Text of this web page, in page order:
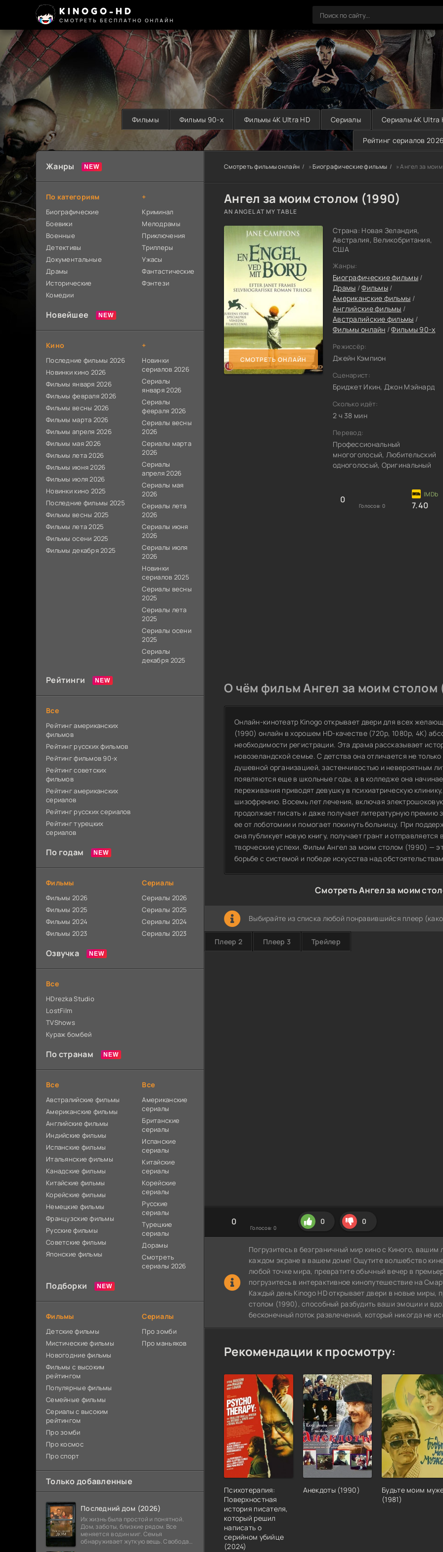
KINOGO-HD
СМОТРЕТЬ БЕСПЛАТНО ОНЛАЙН
Фильмы Фильмы 90-х Фильмы 4K Ultra HD Сериалы Сериалы 4K Ultra
Рейтинг сериалов 2026
Смотреть фильмы онлайн »Биографические фильмы » Ангел за
Ангел за моим столом (1990)
AN ANGEL AT MY TABLE
СМОТРЕТЬ ОНЛАЙН
Страна: Новая Зеландия,
Австралия, Великобритания,
США
Жанры:
Биографические фильмы/
Драмы /Фильмы/
Американские фильмы /
Английские фильмы /
Австралийские фильмы /
Фильмы онлайн /Фильмы 90-х
Режиссёр:
Джейн Кэмпион
Сценарист:
Бриджет Икин, Джон Мэйнард
Сколько идёт:
2 ч 38 мин
Перевод:
Профессиональный
многоголосый, Любительский
одноголосый, Оригинальный
0
Голосов: 0 7.40
О чём фильм Ангел за моим столом
Онлайн-кинотеатр Kinogo открывает двери для всех
(1990) онлайн в хорошем HD-качестве (720p, 1080p, 4K)
необходимости регистрации. Эта драма рассказывает
новозеландской семье. С детства она отличается не
душевной организацией, застенчивостью и невероятным
появляются еще в школьные годы, а в колледже она
переживания приводят девушку в психиатрическую
шизофрению. Восемь лет лечения, включая
продолжает писать и даже получает литературную премию
ее от лоботомии и помогает покинуть больницу. При
она публикует новую книгу, получает грант и
творческие успехи. Фильм Ангел за моим столом (1990) —
борьбе с системой и победе искусства над
Смотреть Ангел за моим
Выбирайте из списка любой понравившийся плеер
Плеер 2 Плеер 3 Трейлер
0
Голосов: 0
0 0
Погрузитесь в безграничный мир кино с Киного,
каждом экране в вашем доме! Ощутите волшебство
любой точке мира, превратите обычный вечер в
погрузитесь в интерактивное кинопутешествие на
Каждый день Kinogo HD открывает двери в новые
столом (1990), способный разбудить ваши эмоции и
бесконечный поток развлечений, который никогда не
Рекомендации к просмотру:
Психотерапия:
Поверхностная
история писателя,
который решил
написать о
серийном убийце
(2024)
Анекдоты (1990)
Будьте моим
(1981)
Жанры
По категориям
Биографические
Боевики
Военные
Детективы
Документальные
Драмы
Исторические
Комедии
+
Криминал
Мелодрамы
Приключения
Триллеры
Ужасы
Фантастические
Фэнтези
Новейшее
Кино
Последние фильмы 2026
Новинки кино 2026
Фильмы января 2026
Фильмы февраля 2026
Фильмы весны 2026
Фильмы марта 2026
Фильмы апреля 2026
Фильмы мая 2026
Фильмы лета 2026
Фильмы июня 2026
Фильмы июля 2026
Новинки кино 2025
Последние фильмы 2025
Фильмы весны 2025
Фильмы лета 2025
Фильмы осени 2025
Фильмы декабря 2025
+
Новинки
сериалов 2026
Сериалы
января 2026
Сериалы
февраля 2026
Сериалы весны
2026
Сериалы марта
2026
Сериалы
апреля 2026
Сериалы мая
2026
Сериалы лета
2026
Сериалы июня
2026
Сериалы июля
2026
Новинки
сериалов 2025
Сериалы весны
2025
Сериалы лета
2025
Сериалы осени
2025
Сериалы
декабря 2025
Рейтинги
Все
Рейтинг американских
фильмов
Рейтинг русских фильмов
Рейтинг фильмов 90-х
Рейтинг советских
фильмов
Рейтинг американских
сериалов
Рейтинг русских сериалов
Рейтинг турецких
сериалов
По годам
Фильмы
Фильмы 2026
Фильмы 2025
Фильмы 2024
Фильмы 2023
Сериалы
Сериалы 2026
Сериалы 2025
Сериалы 2024
Сериалы 2023
Озвучка
Все
HDrezka Studio
LostFilm
TVShows
Кураж бомбей
По странам
Все
Австралийские фильмы
Американские фильмы
Английские фильмы
Индийские фильмы
Испанские фильмы
Итальянские фильмы
Канадские фильмы
Китайские фильмы
Корейские фильмы
Немецкие фильмы
Французские фильмы
Русские фильмы
Советские фильмы
Японские фильмы
Все
Американские
сериалы
Британские
сериалы
Испанские
сериалы
Китайские
сериалы
Корейские
сериалы
Русские
сериалы
Турецкие
сериалы
Дорамы
Смотреть
сериалы 2026
Подборки
Фильмы
Детские фильмы
Мистические фильмы
Новогодние фильмы
Фильмы с высоким
рейтингом
Популярные фильмы
Семейные фильмы
Сериалы с высоким
рейтингом
Про зомби
Про космос
Про спорт
Сериалы
Про зомби
Про маньяков
Только добавленные
Последний дом (2026)
Их жизнь была простой и понятной.
Дом, заботы, близкие рядом. Все
меняется в один миг. Семья
обнаруживает жуткую вещь. Свобода